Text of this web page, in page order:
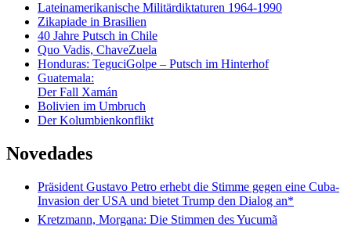
Lateinamerikanische Militärdiktaturen 1964-1990
Zikapiade in Brasilien
40 Jahre Putsch in Chile
Quo Vadis, ChaveZuela
Honduras: TeguciGolpe – Putsch im Hinterhof
Guatemala:
Der Fall Xamán
Bolivien im Umbruch
Der Kolumbienkonflikt
Novedades
Präsident Gustavo Petro erhebt die Stimme gegen eine Cuba-
Invasion der USA und bietet Trump den Dialog an*
Kretzmann, Morgana: Die Stimmen des Yucumã